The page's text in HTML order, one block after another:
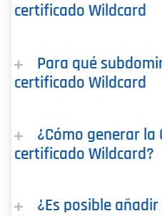
certificado Wildcard
Para qué
certificado Wildcard
¿Cómo generar la
certificado Wildcard?
¿Es posible